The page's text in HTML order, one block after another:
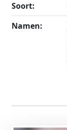
Soort:
Namen: